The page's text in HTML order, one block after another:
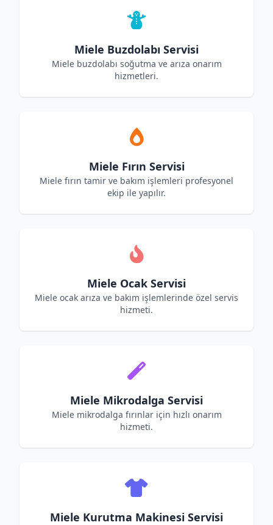
Miele Buzdolabı Servisi
Miele buzdolabı soğutma ve arıza onarım
hizmetleri.
Miele Fırın Servisi
Miele fırın tamir ve bakım işlemleri profesyonel
ekip ile yapılır.
Miele Ocak Servisi
Miele ocak arıza ve bakım işlemlerinde özel servis
hizmeti.
Miele Mikrodalga Servisi
Miele mikrodalga fırınlar için hızlı onarım
hizmeti.
Miele Kurutma Makinesi Servisi